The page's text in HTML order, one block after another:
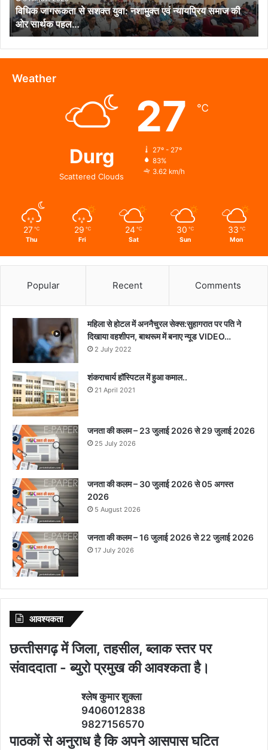
समाज
की
ओर
सार्थक
पहल…
विधिक जागरूकता से सशक्त युवा: नशामुक्त एवं न्यायप्रिय समाज की
ओर सार्थक पहल…
Weather
Durg
Scattered Clouds
27 ℃
27º - 27º
83%
3.62 km/h
27 ℃
Thu
29 ℃
Fri
24 ℃
Sat
30 ℃
Sun
33 ℃
Mon
Popular Recent Comments
महिला से होटल में अननैचुरल सेक्स:सुहागरात पर पति ने
दिखाया वहशीपन, बाथरूम में बनाए न्यूड VIDEO…
2 July 2022
शंकराचार्य हॉस्पिटल में हुआ कमाल..
21 April 2021
जनता की कलम – 23 जुलाई 2026 से 29 जुलाई 2026
25 July 2026
जनता की कलम – 30 जुलाई 2026 से 05 अगस्त
2026
5 August 2026
जनता की कलम – 16 जुलाई 2026 से 22 जुलाई 2026
17 July 2026
आवश्‍यकता
छत्‍तीसगढ़ में जिला, तहसील, ब्‍लाक स्‍तर पर
संवाददाता - ब्‍युरो प्रमुख की आवश्‍कता है।
श्‍लेष कुमार शुक्‍ला
9406012838
9827156570
पाठकों से अनुराध है कि अपने आसपास घटित